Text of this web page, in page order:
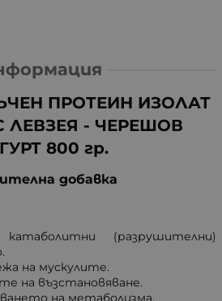
ПРОТЕИН ИЗОЛАТ
ЛЕВЗЕЯ - ЧЕРЕШОВ
800 гр.
добавка
(разрушителни)
на мускулите.
на възстановяване.
на метаболизма.